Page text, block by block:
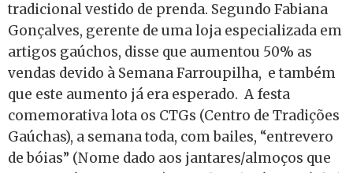
tradicional vestido de prenda. Segundo Fabiana
Gonçalves, gerente de uma loja especializada em
artigos gaúchos, disse que aumentou 50% as
vendas devido à Semana Farroupilha, e também
que este aumento já era esperado. A festa
comemorativa lota os CTGs (Centro de Tradições
Gaúchas), a semana toda, com bailes, “entrevero
de bóias” (Nome dado aos jantares/almoços que